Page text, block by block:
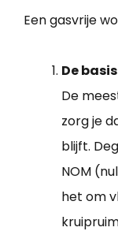
Een gasvrije
De
De
zorg je
blijft.
NOM
het om